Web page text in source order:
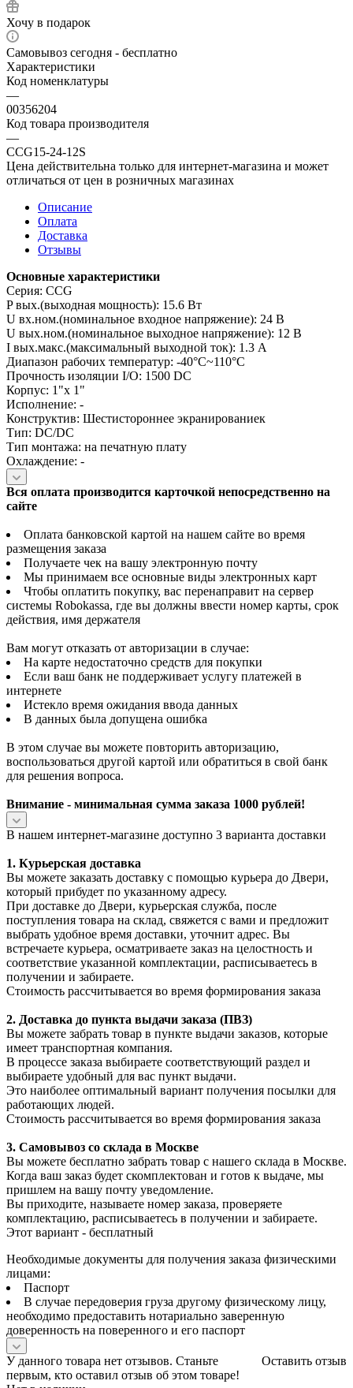
Хочу в подарок
Самовывоз сегодня - бесплатно
Характеристики
Код номенклатуры
—
00356204
Код товара производителя
—
CCG15-24-12S
Цена действительна только для интернет-магазина и может
отличаться от цен в розничных магазинах
Описание
Оплата
Доставка
Отзывы
Основные характеристики
Серия: CCG
P вых.(выходная мощность): 15.6 Вт
U вх.ном.(номинальное входное напряжение): 24 В
U вых.ном.(номинальное выходное напряжение): 12 В
I вых.макс.(максимальный выходной ток): 1.3 А
Диапазон рабочих температур: -40°C~110°C
Прочность изоляции I/O: 1500 DC
Корпус: 1"x 1"
Исполнение: -
Конструктив: Шестистороннее экранированиек
Тип: DC/DC
Тип монтажа: на печатную плату
Охлаждение: -
Вся оплата производится карточкой непосредственно на
сайте
Оплата банковской картой на нашем сайте во время
размещения заказа
Получаете чек на вашу электронную почту
Мы принимаем все основные виды электронных карт
Чтобы оплатить покупку, вас перенаправит на сервер
системы Robokassa, где вы должны ввести номер карты, срок
действия, имя держателя
Вам могут отказать от авторизации в случае:
На карте недостаточно средств для покупки
Если ваш банк не поддерживает услугу платежей в
интернете
Истекло время ожидания ввода данных
В данных была допущена ошибка
В этом случае вы можете повторить авторизацию,
воспользоваться другой картой или обратиться в свой банк
для решения вопроса.
Внимание - минимальная сумма заказа 1000 рублей!
В нашем интернет-магазине доступно 3 варианта доставки
1. Курьерская доставка
Вы можете заказать доставку с помощью курьера до Двери,
который прибудет по указанному адресу.
При доставке до Двери, курьерская служба, после
поступления товара на склад, свяжется с вами и предложит
выбрать удобное время доставки, уточнит адрес. Вы
встречаете курьера, осматриваете заказ на целостность и
соответствие указанной комплектации, расписываетесь в
получении и забираете.
Стоимость рассчитывается во время формирования заказа
2. Доставка до пункта выдачи заказа (ПВЗ)
Вы можете забрать товар в пункте выдачи заказов, которые
имеет транспортная компания.
В процессе заказа выбираете соответствующий раздел и
выбираете удобный для вас пункт выдачи.
Это наиболее оптимальный вариант получения посылки для
работающих людей.
Стоимость рассчитывается во время формирования заказа
3. Самовывоз со склада в Москве
Вы можете бесплатно забрать товар с нашего склада в Москве.
Когда ваш заказ будет скомплектован и готов к выдаче, мы
пришлем на вашу почту уведомление.
Вы приходите, называете номер заказа, проверяете
комплектацию, расписываетесь в получении и забираете.
Этот вариант - бесплатный
Необходимые документы для получения заказа физическими
лицами:
Паспорт
В случае передоверия груза другому физическому лицу,
необходимо предоставить нотариально заверенную
доверенность на поверенного и его паспорт
Оставить отзыв
У данного товара нет отзывов. Станьте
первым, кто оставил отзыв об этом товаре!